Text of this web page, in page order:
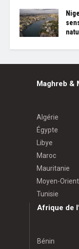
Maghreb &
Algérie
Égypte
Libye
Maroc
Mauritanie
Moyen-Orient
Tunisie
Afrique de
Bénin